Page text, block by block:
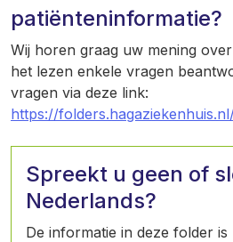
patiënteninformatie?
Wij horen graag uw mening
het lezen enkele vragen
vragen via deze link:
https://
Spreekt u geen of
Nederlands?
De informatie in deze folder